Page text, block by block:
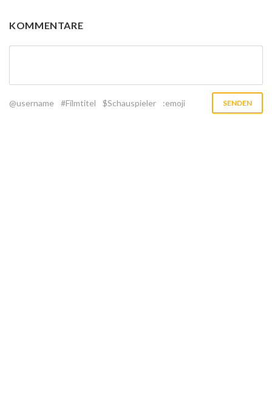
KOMMENTARE
@username #Filmtitel $Schauspieler :emoji